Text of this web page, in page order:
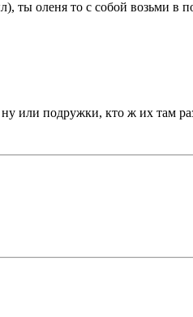
ты оленя то с собой возьми в
или подружки, кто ж их там